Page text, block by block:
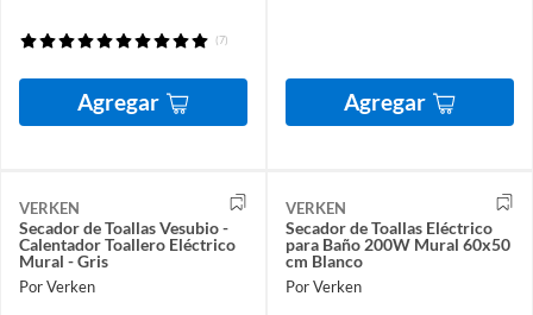
(7)
Agregar Agregar
VERKEN
Secador de Toallas Vesubio -
Calentador Toallero Eléctrico
Mural - Gris
Por Verken
VERKEN
Secador de Toallas Eléctrico
para Baño 200W Mural 60x50
cm Blanco
Por Verken